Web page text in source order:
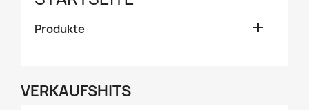
Produkte 
VERKAUFSHITS